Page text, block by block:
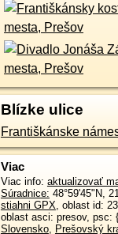
Blízke ulice
Františkánske
Viac
Viac info: aktualizovať
Súradnice: 48°59'45"N,
stiahni GPX, oblast id: 2320257, dlzka: 34, oblast name: Prešov,
oblast asci: presov, psc:
Slovensko, Prešovský